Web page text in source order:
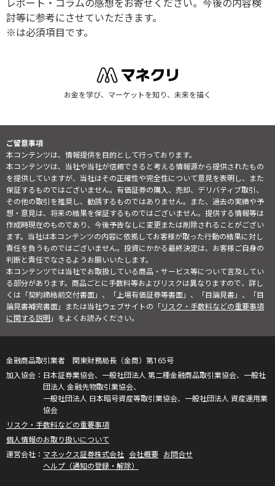
レポート・コラムの感想をお寄せください。今後の内容検
討等に参考にさせていただきます。
※は必須項目です。
お金を学び、マーケットを知り、未来を描く
ご留意事項
本コンテンツは、情報提供を目的として行っております。
本コンテンツは、当社や当社が信頼できると考える情報源から提供されたもの
を提供していますが、当社はその正確性や完全性について意見を表明し、また
保証するものではございません。有価証券の購入、売却、デリバティブ取引、
その他の取引を推奨し、勧誘するものではありません。また、過去の実績や予
想・意見は、将来の結果を保証するものではございません。提供する情報等は
作成時現在のものであり、今後予告なしに変更または削除されることがござい
ます。当社は本コンテンツの内容に依拠してお客様が取った行動の結果に対し
責任を負うものではございません。投資にかかる最終決定は、お客様ご自身の
判断と責任でなさるようお願いいたします。
本コンテンツでは当社でお取扱している商品・サービス等について言及してい
る部分があります。商品ごとに手数料等およびリスクは異なりますので、詳し
くは「契約締結前交付書面」、「上場有価証券等書面」、「目論見書」、「目
論見書補完書面」または当社ウェブサイトの「リスク・手数料などの重要事項
に関する説明」をよくお読みください。
金融商品取引業者 関東財務局長（金商）第165号
日本証券業協会、一般社団法人 第二種金融商品取引業協会、一般社
団法人 金融先物取引業協会、
一般社団法人 日本暗号資産等取引業協会、一般社団法人 資産運用業
協会
リスク・手数料などの重要事項
個人情報のお取り扱いについて
マネックス証券株式会社 会社概要 お問合せ
ヘルプ（通知の登録・解除）